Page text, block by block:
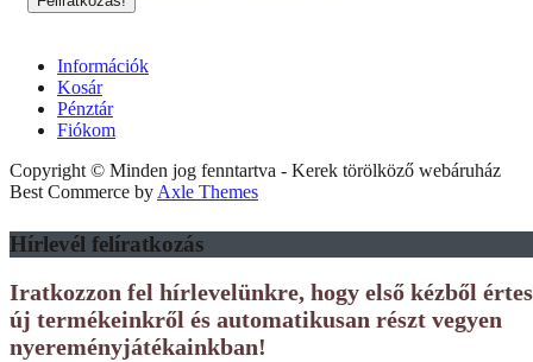
Információk
Kosár
Pénztár
Fiókom
Copyright © Minden jog fenntartva - Kerek törölköző webáruház
Best Commerce by Axle Themes
Hírlevél felíratkozás
Iratkozzon fel hírlevelünkre, hogy első kézből
új termékeinkről és automatikusan részt vegyen
nyereményjátékainkban!